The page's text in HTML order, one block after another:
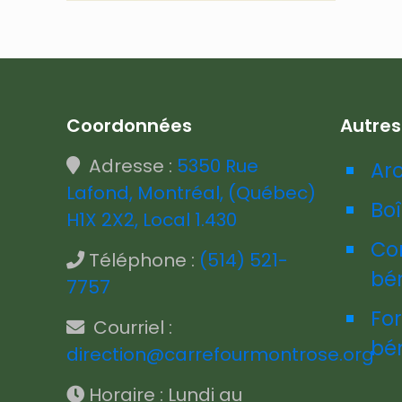
Coordonnées
Adresse : 5350 Rue
Lafond, Montréal, (Québec)
H1X 2X2, Local 1.430
Téléphone : (514) 521-
7757
Courriel :
direction@carrefourmontrose.org
Horaire : Lundi au